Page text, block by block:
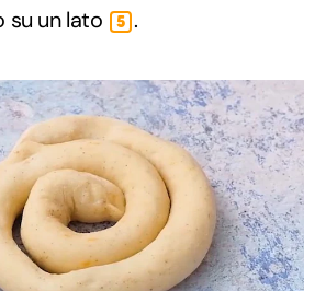
su un lato
5 .